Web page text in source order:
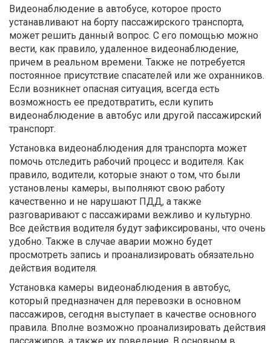
Видеонаблюдение в автобусе, которое просто
устанавливают на борту пассажирского транспорта,
может решить данный вопрос. С его помощью можно
вести, как правило, удаленное видеонаблюдение,
причем в реальном времени. Также не потребуется
постоянное присутствие спасателей или же охранников.
Если возникнет опасная ситуация, всегда есть
возможность ее предотвратить, если купить
видеонаблюдение в автобус или другой пассажирский
транспорт.
Установка видеонаблюдения для транспорта может
помочь отследить рабочий процесс и водителя. Как
правило, водители, которые знают о том, что были
установлены камеры, выполняют свою работу
качественно и не нарушают ПДД, а также
разговаривают с пассажирами вежливо и культурно.
Все действия водителя будут зафиксированы, что очень
удобно. Также в случае аварии можно будет
просмотреть запись и проанализировать обязательно
действия водителя.
Установка камеры видеонаблюдения в автобус,
который предназначен для перевозки в основном
пассажиров, сегодня выступает в качестве основного
правила. Вполне возможно проанализировать действия